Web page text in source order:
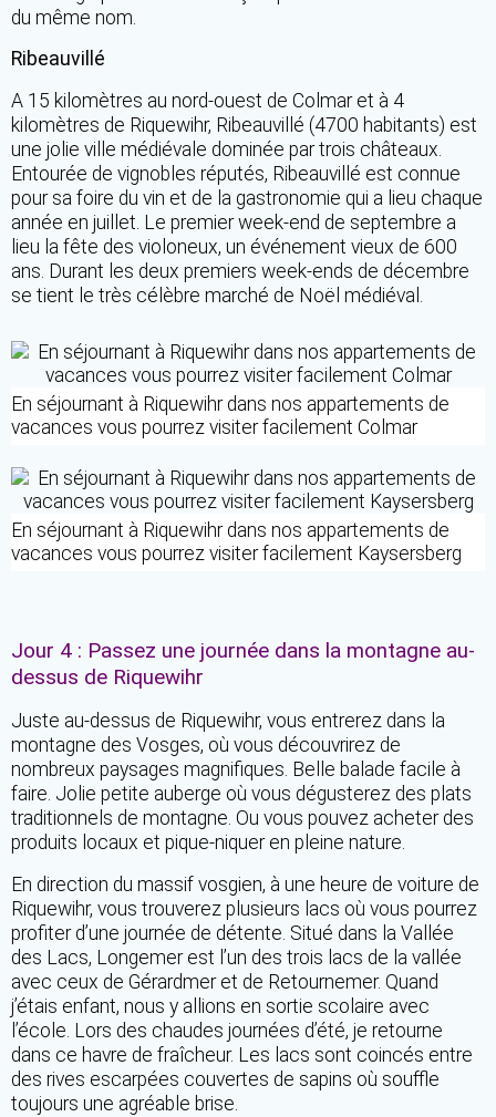
du même nom.
Ribeauvillé
A 15 kilomètres au nord-ouest de Colmar et à 4
kilomètres de Riquewihr, Ribeauvillé (4700 habitants) est
une jolie ville médiévale dominée par trois châteaux.
Entourée de vignobles réputés, Ribeauvillé est connue
pour sa foire du vin et de la gastronomie qui a lieu chaque
année en juillet. Le premier week-end de septembre a
lieu la fête des violoneux, un événement vieux de 600
ans. Durant les deux premiers week-ends de décembre
se tient le très célèbre marché de Noël médiéval.
En séjournant à Riquewihr dans nos appartements de
vacances vous pourrez visiter facilement Colmar
En séjournant à Riquewihr dans nos appartements de
vacances vous pourrez visiter facilement Kaysersberg
Jour 4 : Passez une journée dans la montagne au-
dessus de Riquewihr
Juste au-dessus de Riquewihr, vous entrerez dans la
montagne des Vosges, où vous découvrirez de
nombreux paysages magnifiques. Belle balade facile à
faire. Jolie petite auberge où vous dégusterez des plats
traditionnels de montagne. Ou vous pouvez acheter des
produits locaux et pique-niquer en pleine nature.
En direction du massif vosgien, à une heure de voiture de
Riquewihr, vous trouverez plusieurs lacs où vous pourrez
profiter d’une journée de détente. Situé dans la Vallée
des Lacs, Longemer est l’un des trois lacs de la vallée
avec ceux de Gérardmer et de Retournemer. Quand
j’étais enfant, nous y allions en sortie scolaire avec
l’école. Lors des chaudes journées d’été, je retourne
dans ce havre de fraîcheur. Les lacs sont coincés entre
des rives escarpées couvertes de sapins où souffle
toujours une agréable brise.